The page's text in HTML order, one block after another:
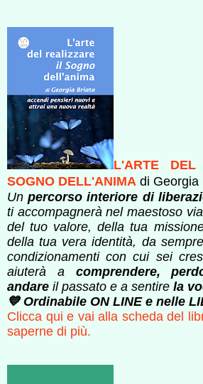
L'ARTE DEL
SOGNO DELL'ANIMA di Georgia
Unpercorso interiore di
ti accompagnerà nel maestoso
del tuo valore, della tua
della tua vera identità, da
condizionamenti con cui sei
aiuterà a comprendere,
andare il passato e a sentire la
💙 Ordinabile ON LINE e nelle
Clicca qui e vai alla scheda del
saperne di più.